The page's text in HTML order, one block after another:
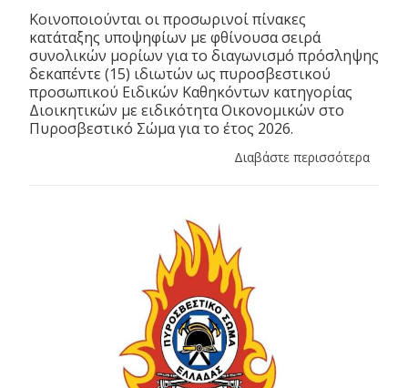
Κοινοποιούνται οι προσωρινοί πίνακες
κατάταξης υποψηφίων με φθίνουσα σειρά
συνολικών μορίων για το διαγωνισμό πρόσληψης
δεκαπέντε (15) ιδιωτών ως πυροσβεστικού
προσωπικού Ειδικών Καθηκόντων κατηγορίας
Διοικητικών με ειδικότητα Οικονομικών στο
Πυροσβεστικό Σώμα για το έτος 2026.
Διαβάστε περισσότερα